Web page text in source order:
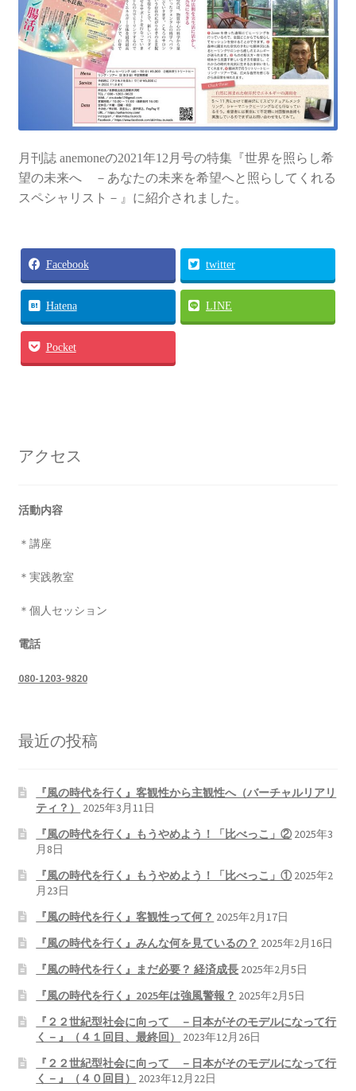
月刊誌 anemoneの2021年12月号の特集『世界を照らし希
望の未来へ －あなたの未来を希望へと照らしてくれる
スペシャリスト－』に紹介されました。
Facebook twitter
Hatena LINE
Pocket
アクセス
活動内容
＊講座
＊実践教室
＊個人セッション
電話
080-1203-9820
最近の投稿
『風の時代を行く』客観性から主観性へ（バーチャルリアリ
ティ？）
2025年3月11日
『風の時代を行く』もうやめよう！「比べっこ」② 2025年3
月8日
『風の時代を行く』もうやめよう！「比べっこ」① 2025年2
月23日
『風の時代を行く』客観性って何？ 2025年2月17日
『風の時代を行く』みんな何を見ているの？ 2025年2月16日
『風の時代を行く』まだ必要？ 経済成長 2025年2月5日
『風の時代を行く』2025年は強風警報？ 2025年2月5日
『２２世紀型社会に向って －日本がそのモデルになって行
く－』（４１回目、最終回）
2023年12月26日
『２２世紀型社会に向って －日本がそのモデルになって行
く－』（４０回目）
2023年12月22日